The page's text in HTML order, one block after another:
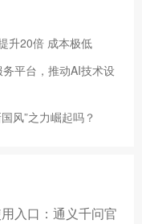
升20倍 成本极低
平台，推动AI技术设
风”之力崛起吗？
入口：通义千问官